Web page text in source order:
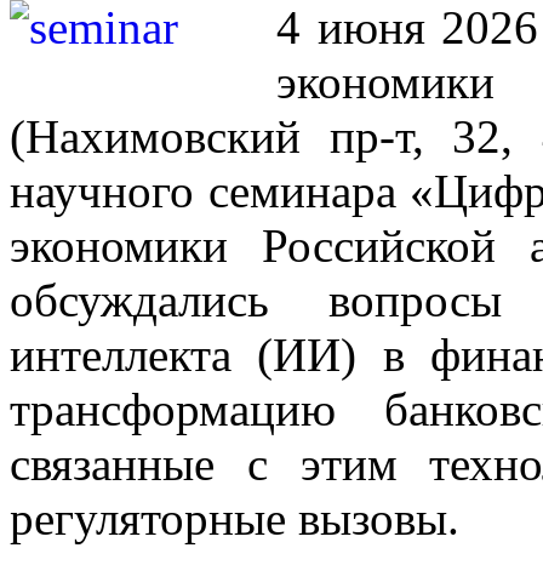
4 июня 2026
экономики
(Нахимовский пр-т, 32,
научного семинара
экономики Российской
обсуждались вопросы
интеллекта (ИИ) в
трансформацию
связанные с этим
регуляторные вызовы.